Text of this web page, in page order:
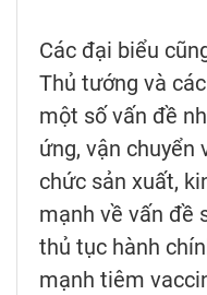
Các đại biểu
Thủ tướng và
một số vấn đề
ứng, vận chuyển
chức sản xuất,
mạnh về vấn đề
thủ tục hành
mạnh tiêm